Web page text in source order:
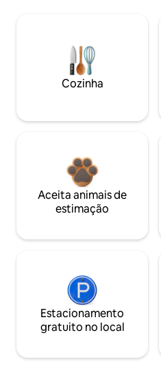
Cozinha
Aceita animais de
estimação
Estacionamento
gratuito no local